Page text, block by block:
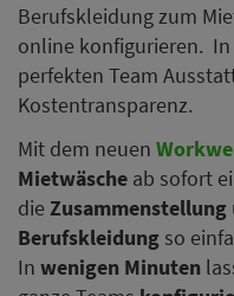
Berufskleidung zum
online konfigurieren.
perfekten Team
Kostentransparenz.
Mit dem neuen
Mietwäsche ab sofort
die Zusammenstellung
Berufskleidung so
In wenigen Minuten